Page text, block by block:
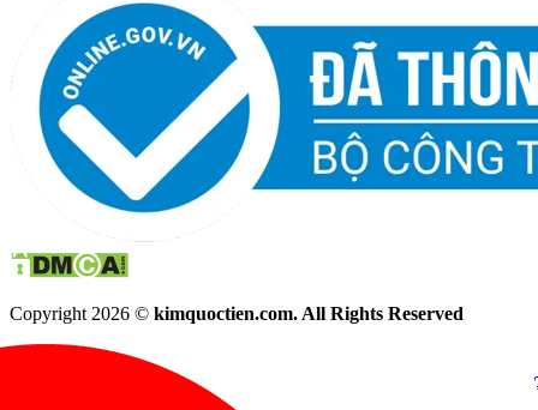
Copyright 2026 © kimquoctien.com. All Rights Reserved
(8h00 - 21h30)
(8h00 -